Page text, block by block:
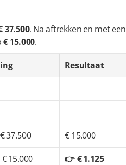
. Na aftrekken en met een
€ 15.000.
Resultaat
37.500 € 15.000
15.000 👉 € 1.125